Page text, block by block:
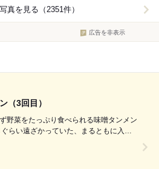
真を見る（2351件）
広告を非表示
（3回目）
野菜をたっぷり食べられる味噌タンメン